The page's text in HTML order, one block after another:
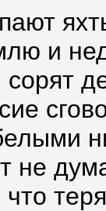
и
не
что